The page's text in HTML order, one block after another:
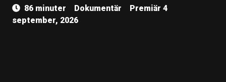
86 minuter Dokumentär
Premiär 4
september, 2026